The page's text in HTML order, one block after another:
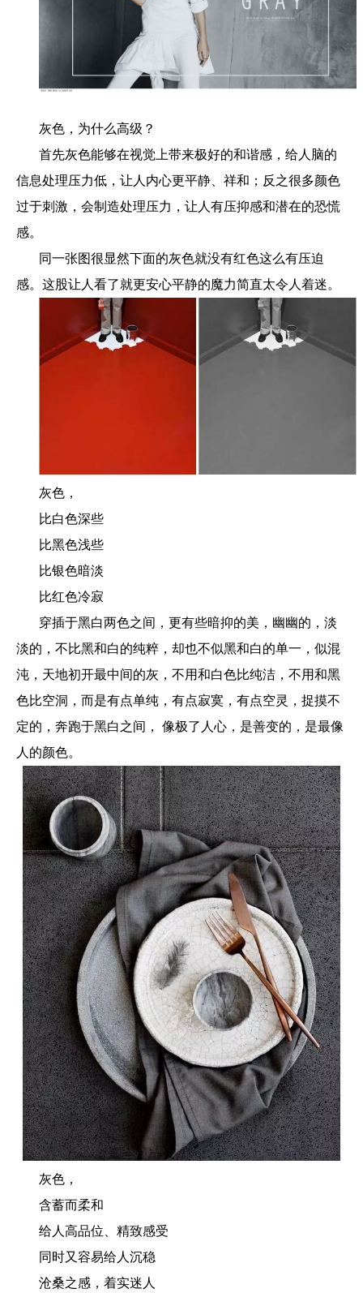
灰色，为什么高级？
首先灰色能够在视觉上带来极好的和谐感，给人脑的
信息处理压力低，让人内心更平静、祥和；反之很多颜色
过于刺激，会制造处理压力，让人有压抑感和潜在的恐慌
感。
同一张图很显然下面的灰色就没有红色这么有压迫
感。这股让人看了就更安心平静的魔力简直太令人着迷。
灰色，
比白色深些
比黑色浅些
比银色暗淡
比红色冷寂
穿插于黑白两色之间，更有些暗抑的美，幽幽的，淡
淡的，不比黑和白的纯粹，却也不似黑和白的单一，似混
沌，天地初开最中间的灰，不用和白色比纯洁，不用和黑
色比空洞，而是有点单纯，有点寂寞，有点空灵，捉摸不
定的，奔跑于黑白之间， 像极了人心，是善变的，是最像
人的颜色。
灰色，
含蓄而柔和
给人高品位、精致感受
同时又容易给人沉稳
沧桑之感，着实迷人